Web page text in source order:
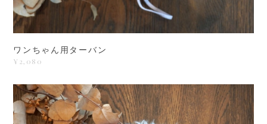
ワンちゃん用ターバン
¥2,080